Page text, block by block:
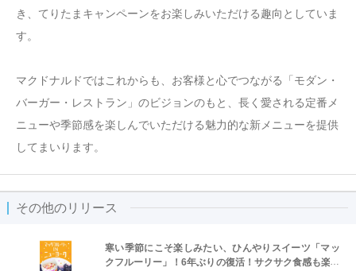
き、てりたまキャンペーンをお楽しみいただける趣向としていま
す。
マクドナルドではこれからも、お客様と心でつながる「モダン・
バーガー・レストラン」のビジョンのもと、長く愛される定番メ
ニューや季節感を楽しんでいただける魅力的な新メニューを提供
してまいります。
その他のリリース
寒い季節にこそ楽しみたい、ひんやりスイーツ「マッ
クフルーリー」！6年ぶりの復活！サクサク食感も楽し